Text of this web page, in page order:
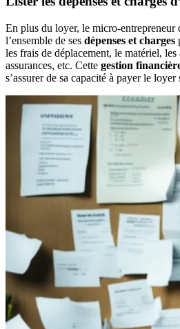
En plus du loyer, le micro-entrepreneur
l’ensemble de ses dépenses et charges
les frais de déplacement, le matériel, les
assurances, etc. Cette gestion
s’assurer de sa capacité à payer le